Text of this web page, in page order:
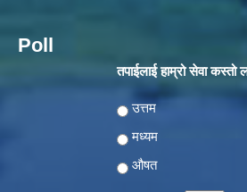
Poll
तपाईलाई हाम्रो सेवा कस्तो
Choices
उत्तम
मध्यम
औषत